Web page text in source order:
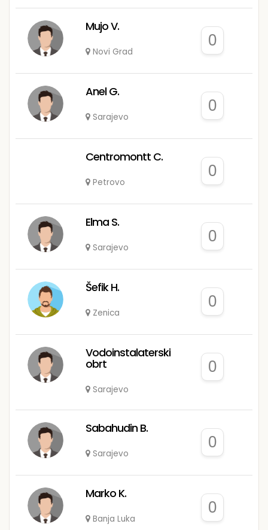
Mujo V.
Novi Grad
0
Anel G.
Sarajevo
0
Centromontt C.
Petrovo
0
Elma S.
Sarajevo
0
Šefik H.
Zenica
0
Vodoinstalaterski
obrt
Sarajevo
0
Sabahudin B.
Sarajevo
0
Marko K.
Banja Luka
0